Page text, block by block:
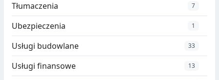
Tłumaczenia 7
Ubezpieczenia 1
Usługi budowlane 33
Usługi finansowe 13